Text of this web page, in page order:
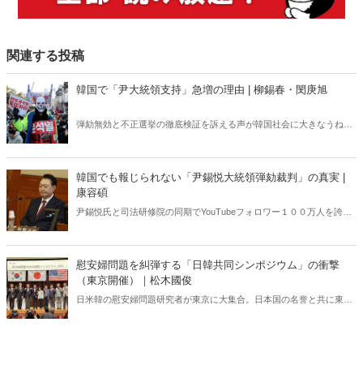
関連する投稿
韓国で「尹大統領支持」急増の理由 | 柳錫春・閔庚旭
弾劾無効と不正選挙の徹底検証を訴える声が韓国社会に大きなうねり
か？ 韓国政治に精通する柳錫春元延世大学教授と、公明選挙大韓党
の閔庚旭代表が緊急独占対談で語り合った。
韓国でも報じられない「尹錫悦大統領弾劾裁判」の真実 |
康容碩
尹錫悦氏と司法研修院の同期でYouTubeフォロワー１００万人を誇る
慰安婦問題を糾弾する「日韓共同シンポジウム」の衝撃
（東京開催）｜松木國俊
日米韓の慰安婦問題研究者が東京に大集合。日本国の名誉と共に東ア